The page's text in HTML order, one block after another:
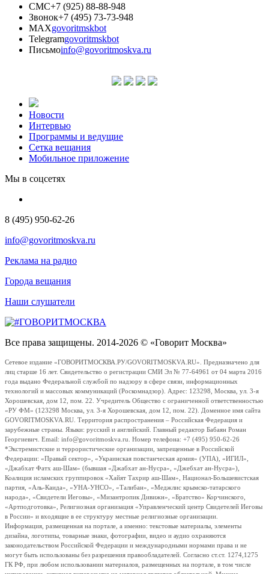
СМС+7 (925) 88-88-948
Звонок+7 (495) 73-73-948
MAXgovoritmskbot
Telegramgovoritmskbot
Письмоinfo@govoritmoskva.ru
Новости
Интервью
Программы и ведущие
Сетка вещания
Мобильное приложение
Мы в соцсетях
8 (495) 950-62-26
info@govoritmoskva.ru
Реклама на радио
Города вещания
Наши слушатели
Все права защищены. 2014-2026 © «Говорит Москва»
Сетевое издание «ГОВОРИТМОСКВА.РУ/GOVORITMOSKVA.RU». Предназначено для
лиц старше 16 лет. Свидетельство о регистрации СМИ Эл № 77-64961 от 04 марта 2016
года выдано Федеральной службой по надзору в сфере связи, информационных
технологий и массовых коммуникаций (Роскомнадзор). Адрес: 123298, Москва, ул. 3-я
Хорошевская, дом 12, пом. 22. Учредитель Общество с ограниченной ответственностью
«РУ ФМ» (123298 Москва, ул. 3-я Хорошевская, дом 12, пом. 22). Доменное имя сайта
GOVORITMOSKVA.RU. Территория распространения – Российская Федерация и
зарубежные страны. Языки: русский и английский. Главный редактор Бабаян Роман
Георгиевич. Email: info@govoritmoskva.ru. Номер телефона: +7 (495) 950-62-26
*Экстремистские и террористические организации, запрещенные в Российской
Федерации: «Правый сектор», «Украинская повстанческая армия» (УПА), «ИГИЛ»,
«Джабхат Фатх аш-Шам» (бывшая «Джабхат ан-Нусра», «Джебхат ан-Нусра»),
Коалиция исламских группировок «Хайят Тахрир аш-Шам», Национал-Большевистская
партия, «Аль-Каида», «УНА-УНСО», «Талибан», «Меджлис крымско-татарского
народа», «Свидетели Иеговы», «Мизантропик Дивижн», «Братство» Корчинского,
«Артподготовка», Религиозная организация «Управленческий центр Свидетелей Иеговы
в России» и входящие в ее структуру местные религиозные организации.
Информация, размещенная на портале, а именно: текстовые материалы, элементы
дизайна, логотипы, товарные знаки, фотографии, видео и аудио охраняются
законодательством Российской Федерации и международными нормами права и не
могут быть использованы без разрешения правообладателей. Согласно ст.ст. 1274,1275
ГК РФ, при любом использовании материалов, размещенных на портале, в том числе